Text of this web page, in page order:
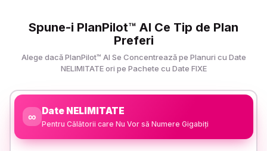
Spune-i PlanPilot™ AI Ce Tip de Plan
Preferi
Alege dacă PlanPilot™ AI Se Concentrează pe Planuri cu Date
NELIMITATE ori pe Pachete cu Date FIXE
∞ Date NELIMITATE
Pentru Călătorii care Nu Vor să Numere Gigabiți